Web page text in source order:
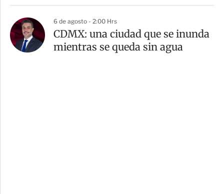
6 de agosto - 2:00 Hrs
CDMX: una ciudad que se inunda
mientras se queda sin agua